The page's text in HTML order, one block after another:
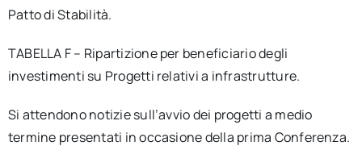
Patto di Stabilità.
TABELLA F – Ripartizione per beneficiario degli
investimenti su Progetti relativi a infrastrutture.
Si attendono notizie sull’avvio dei progetti a medio
termine presentati in occasione della prima Conferenza.